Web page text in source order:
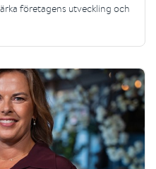
företagens utveckling och